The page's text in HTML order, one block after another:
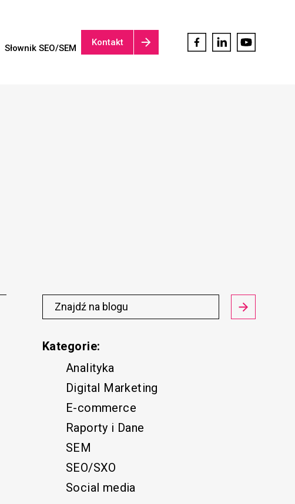
Słownik SEO/SEM
Kontakt
Kategorie:
Analityka
Digital Marketing
E-commerce
Raporty i Dane
SEM
SEO/SXO
Social media